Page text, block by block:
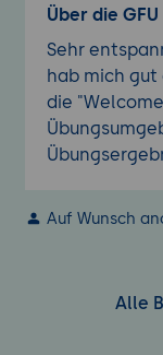
Über die GFU
Sehr
hab mich
die
Auf Wunsch
Alle